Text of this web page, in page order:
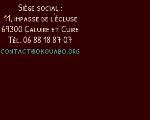
Siège social :
11, impasse de l'écluse
69300 Caluire et Cuire
Tél. 06 88 18 87 07
contact@okouabo.org